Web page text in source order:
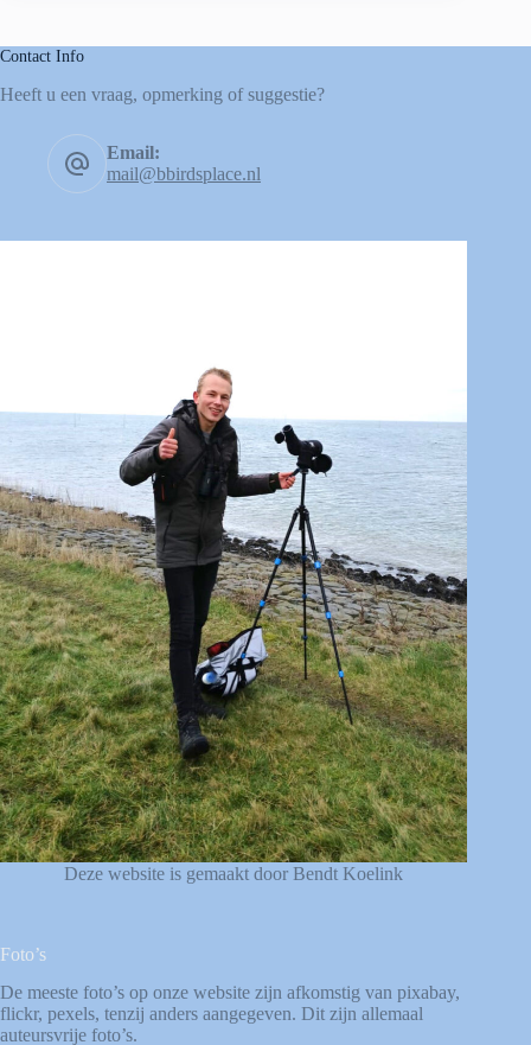
Contact Info
Heeft u een vraag, opmerking of suggestie?
Email:
mail@bbirdsplace.nl
Deze website is gemaakt door Bendt Koelink
Foto’s
De meeste foto’s op onze website zijn afkomstig van pixabay,
flickr, pexels, tenzij anders aangegeven. Dit zijn allemaal
auteursvrije foto’s.